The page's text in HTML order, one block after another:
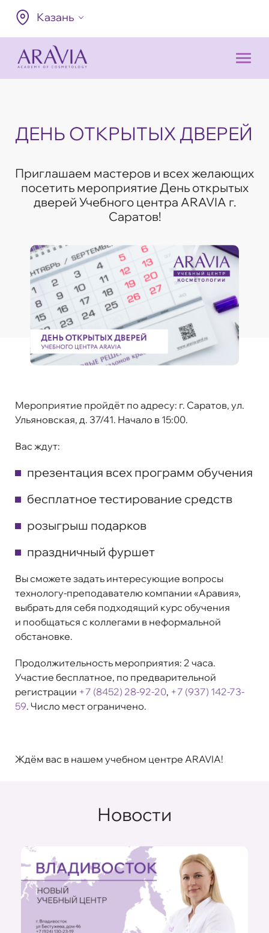
Казань
ДЕНЬ ОТКРЫТЫХ ДВЕРЕЙ
Приглашаем мастеров и всех желающих
посетить мероприятие День открытых
дверей Учебного центра ARAVIA г.
Саратов!
Мероприятие пройдёт по адресу: г. Саратов, ул.
Ульяновская, д. 37/41. Начало в 15:00.
Вас ждут:
презентация всех программ обучения
бесплатное тестирование средств
розыгрыш подарков
праздничный фуршет
Вы сможете задать интересующие вопросы
технологу-преподавателю компании «Аравия»,
выбрать для себя подходящий курс обучения
и пообщаться с коллегами в неформальной
обстановке.
Продолжительность мероприятия: 2 часа.
Участие бесплатное, по предварительной
регистрации +7 (8452) 28-92-20, +7 (937) 142-73-
59. Число мест ограничено.
Ждём вас в нашем учебном центре ARAVIA!
Новости